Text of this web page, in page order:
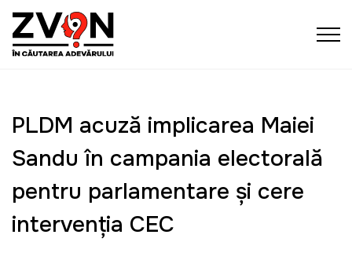
PLDM acuză implicarea Maiei
Sandu în campania electorală
pentru parlamentare și cere
intervenția CEC